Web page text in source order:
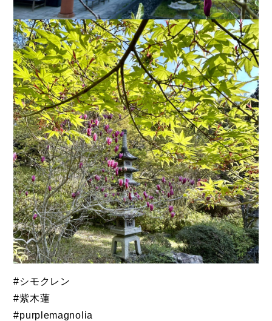
#シモクレン
#紫木蓮
#purplemagnolia